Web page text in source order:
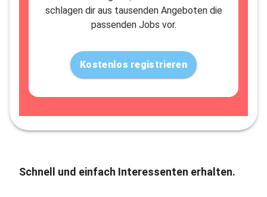
schlagen dir aus tausenden Angeboten die
passenden Jobs vor.
Kostenlos registrieren
Schnell und einfach Interessenten erhalten.